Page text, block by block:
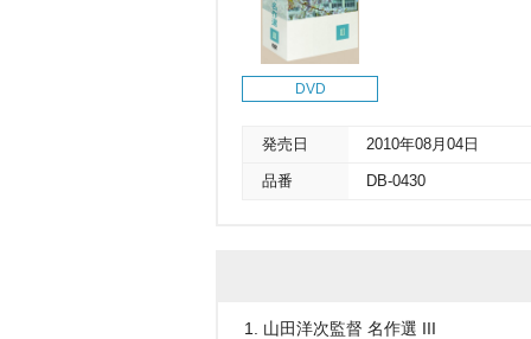
DVD
発売日 2010年08月04日
品番 DB-0430
1. 山田洋次監督 名作選 III